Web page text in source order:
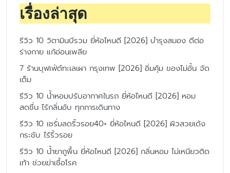
เรื่องล่าสุด
รีวิว 10 วิตามินบีรวม ยี่ห้อไหนดี [2026] บำรุงสมอง ดีต่อ
ร่างกาย แก้อ่อนเพลีย
7 ร้านบุฟเฟ่ต์ทะเลเผา กรุงเทพ [2026] อิ่มคุ้ม ของไม่อั้น จัด
เต็ม
รีวิว 10 น้ำหอมปรับอากาศในรถ ยี่ห้อไหนดี [2026] หอม
สดชื่น ไร้กลิ่นอับ ทุกการเดินทาง
รีวิว 10 เซรั่มลดริ้วรอย40+ ยี่ห้อไหนดี [2026] ผิวสวยเด้ง
กระชับ ไร้ริ้วรอย
รีวิว 10 น้ำยาถูพื้น ยี่ห้อไหนดี [2026] กลิ่นหอม ไม่เหนียวติด
เท้า ช่วยฆ่าเชื้อโรค